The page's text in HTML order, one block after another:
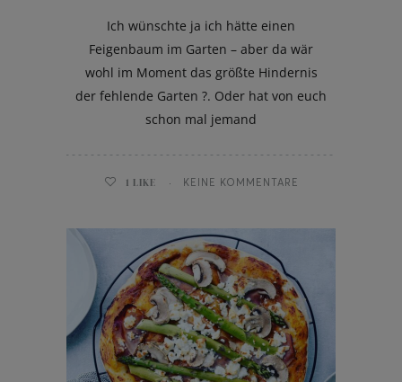
Ich wünschte ja ich hätte einen
Feigenbaum im Garten – aber da wär
wohl im Moment das größte Hindernis
der fehlende Garten ?. Oder hat von euch
schon mal jemand
1 LIKE KEINE KOMMENTARE